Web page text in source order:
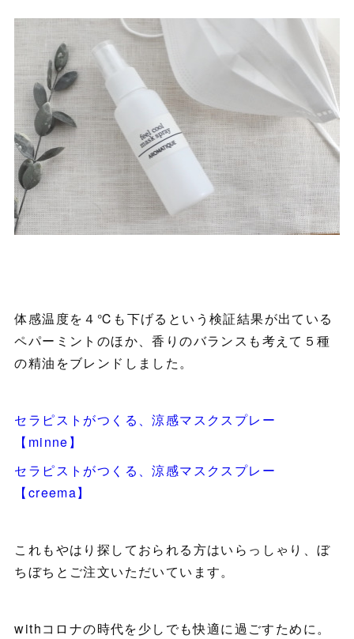
体感温度を４℃も下げるという検証結果が出ている
ペパーミントのほか、香りのバランスも考えて５種
の精油をブレンドしました。
セラピストがつくる、涼感マスクスプレー
【minne】
セラピストがつくる、涼感マスクスプレー
【creema】
これもやはり探しておられる方はいらっしゃり、ぼ
ちぼちとご注文いただいています。
withコロナの時代を少しでも快適に過ごすために。